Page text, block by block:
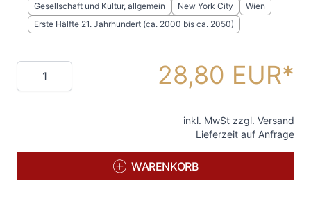
Gesellschaft und Kultur, allgemein New York City
Wien
Erste Hälfte 21. Jahrhundert (ca. 2000 bis ca. 2050)
Menge 28,80 EUR
inkl. MwSt zzgl. Versand
Lieferzeit auf Anfrage
WARENKORB